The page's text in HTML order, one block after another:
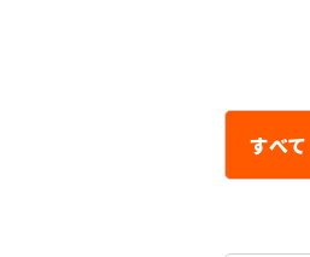
すべて